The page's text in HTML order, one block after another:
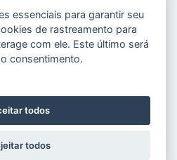
Lopes - HUOL
Todos os direitos
essenciais para garantir seu
de rastreamento para
com ele. Este último será
consentimento.
todos
todos